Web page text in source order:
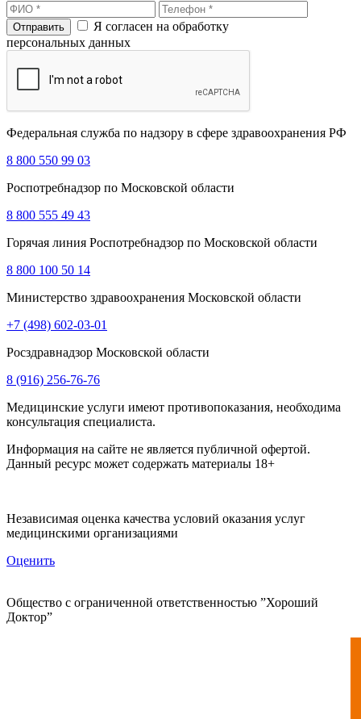
Я согласен на обработку
персональных данных
Федеральная служба по надзору в сфере здравоохранения РФ
8 800 550 99 03
Роспотребнадзор по Московской области
8 800 555 49 43
Горячая линия Роспотребнадзор по Московской области
8 800 100 50 14
Министерство здравоохранения Московской области
+7 (498) 602-03-01
Росздравнадзор Московской области
8 (916) 256-76-76
Медицинские услуги имеют противопоказания, необходима
консультация специалиста.
Информация на сайте не является публичной офертой.
Данный ресурс может содержать материалы 18+
Независимая оценка качества условий оказания услуг
медицинскими организациями
Оценить
Общество с ограниченной ответственностью ”Хороший
Доктор”